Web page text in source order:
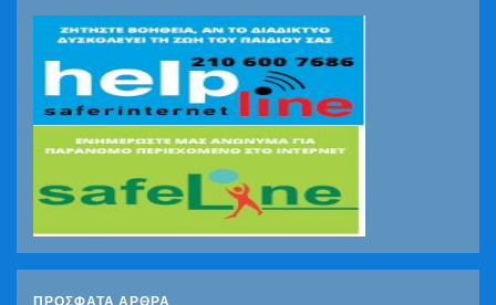
ΠΡΌΣΦΑΤΑ ΆΡΘΡΑ